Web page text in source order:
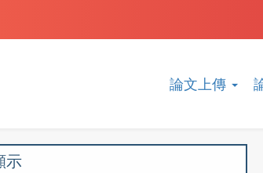
論文上傳
示